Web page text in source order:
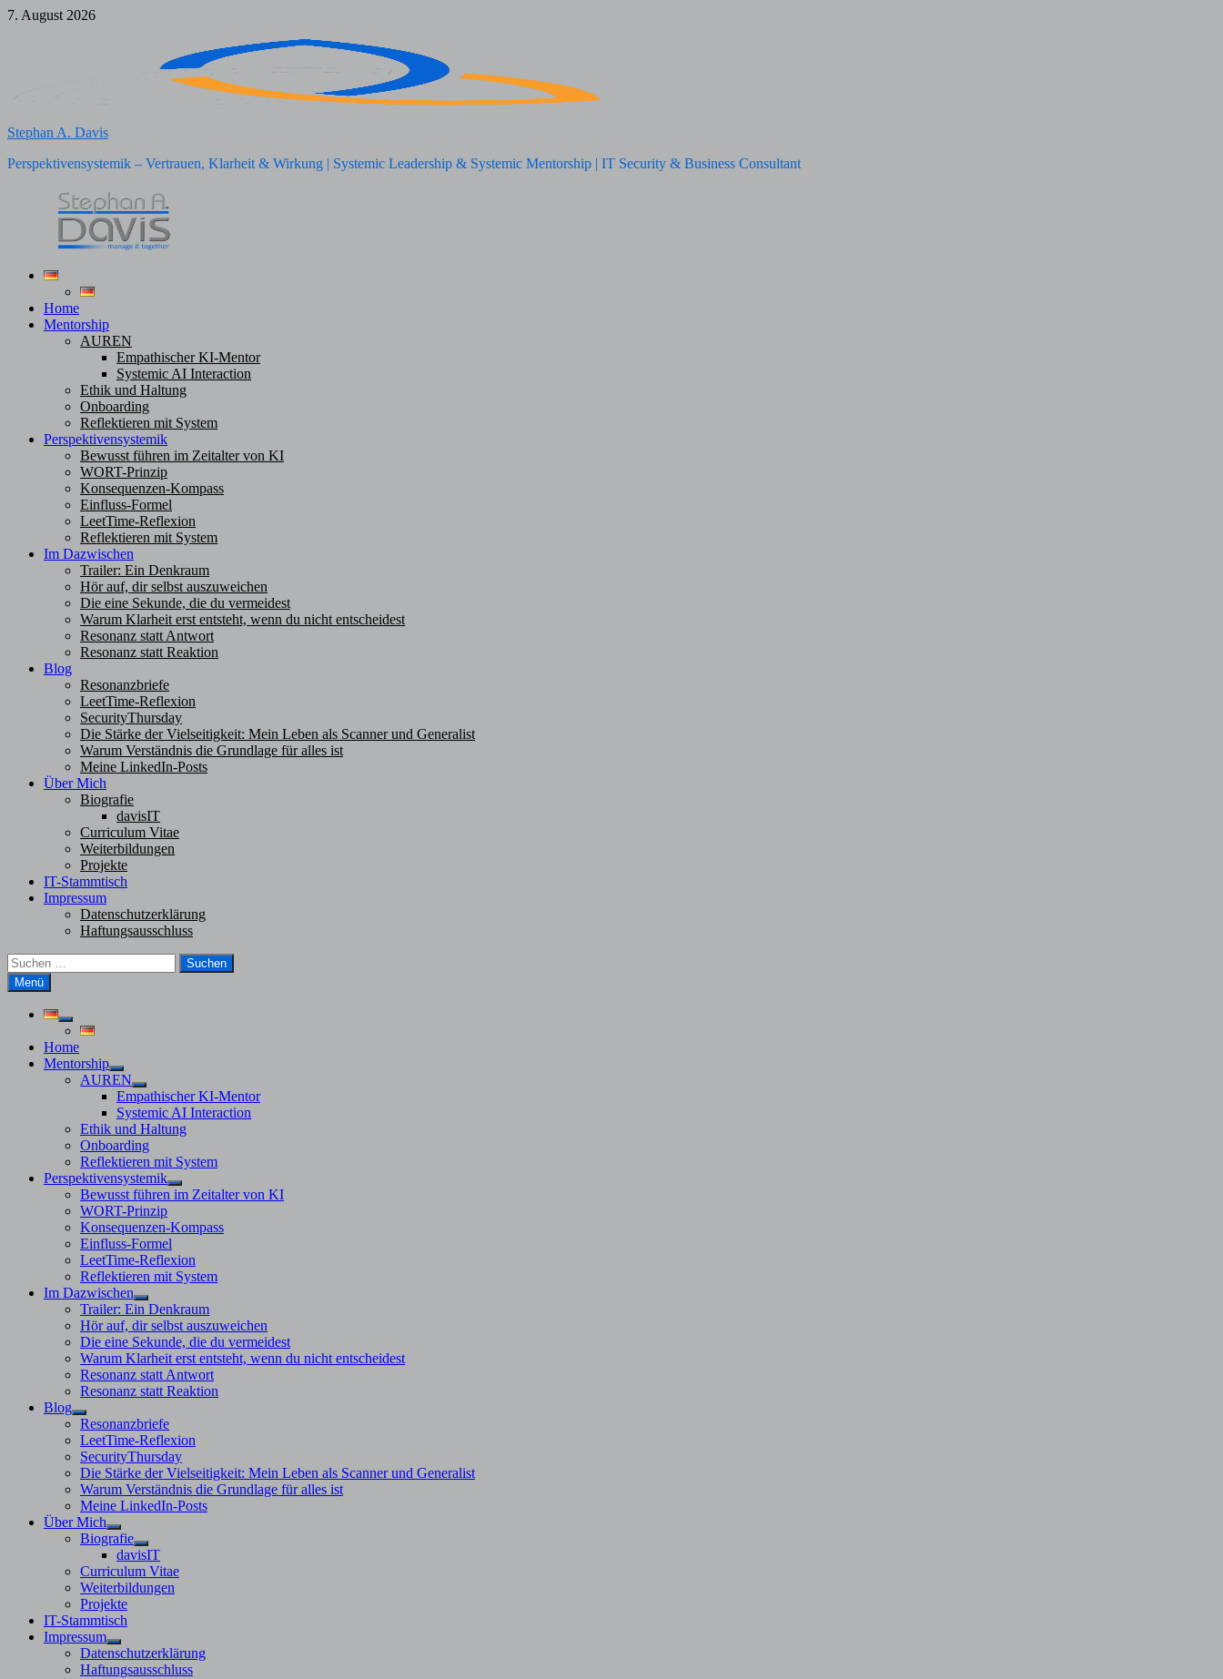
Zum
7. August 2026
Stephan A. Davis
Perspektivensystemik – Vertrauen, Klarheit & Wirkung | Systemic Leadership & Systemic Mentorship | IT Security & Business Consultant
Home
Mentorship
AUREN
Empathischer KI-Mentor
Systemic AI Interaction
Ethik und Haltung
Onboarding
Reflektieren mit System
Perspektivensystemik
Bewusst führen im Zeitalter von KI
WORT-Prinzip
Konsequenzen-Kompass
Einfluss-Formel
LeetTime-Reflexion
Reflektieren mit System
Im Dazwischen
Trailer: Ein Denkraum
Hör auf, dir selbst auszuweichen
Die eine Sekunde, die du vermeidest
Warum Klarheit erst entsteht, wenn du nicht entscheidest
Resonanz statt Antwort
Resonanz statt Reaktion
Blog
Resonanzbriefe
LeetTime-Reflexion
SecurityThursday
Die Stärke der Vielseitigkeit: Mein Leben als Scanner und Generalist
Warum Verständnis die Grundlage für alles ist
Meine LinkedIn-Posts
Über Mich
Biografie
davisIT
Curriculum Vitae
Weiterbildungen
Projekte
IT-Stammtisch
Impressum
Datenschutzerklärung
Haftungsausschluss
Suchen
nach:
Menü
Untermenü
anzeigen
Home
Mentorship
Untermenü
anzeigen
AUREN
Untermenü
anzeigen
Empathischer KI-Mentor
Systemic AI Interaction
Ethik und Haltung
Onboarding
Reflektieren mit System
Perspektivensystemik
Untermenü
anzeigen
Bewusst führen im Zeitalter von KI
WORT-Prinzip
Konsequenzen-Kompass
Einfluss-Formel
LeetTime-Reflexion
Reflektieren mit System
Im Dazwischen
Untermenü
anzeigen
Trailer: Ein Denkraum
Hör auf, dir selbst auszuweichen
Die eine Sekunde, die du vermeidest
Warum Klarheit erst entsteht, wenn du nicht entscheidest
Resonanz statt Antwort
Resonanz statt Reaktion
Blog
Untermenü
anzeigen
Resonanzbriefe
LeetTime-Reflexion
SecurityThursday
Die Stärke der Vielseitigkeit: Mein Leben als Scanner und Generalist
Warum Verständnis die Grundlage für alles ist
Meine LinkedIn-Posts
Über Mich
Untermenü
anzeigen
Biografie
Untermenü
anzeigen
davisIT
Curriculum Vitae
Weiterbildungen
Projekte
IT-Stammtisch
Impressum
Untermenü
anzeigen
Datenschutzerklärung
Haftungsausschluss